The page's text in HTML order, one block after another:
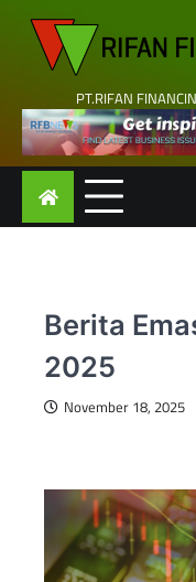
content
PT.RIFAN
Berita
2025
November 18, 2025